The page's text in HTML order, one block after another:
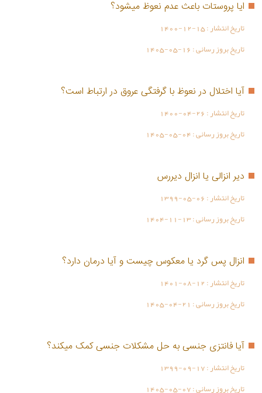
ایا پروستات باعث عدم نعوظ میشود؟
تاریخ انتشار :1400-12-15
تاریخ بروز رسانی :1405-05-16
آیا اختلال در نعوظ با گرفتگی عروق در ارتباط است؟
تاریخ انتشار :1400-04-26
تاریخ بروز رسانی :1405-05-04
دیر انزالی یا انزال دیررس
تاریخ انتشار :1399-05-06
تاریخ بروز رسانی :1404-11-13
انزال پس گرد یا معکوس چیست و آیا درمان دارد؟
تاریخ انتشار :1401-08-12
تاریخ بروز رسانی : 1405-04-21
آیا فانتزی جنسی به حل مشکلات جنسی کمک میکند؟
تاریخ انتشار :1399-09-17
تاریخ بروز رسانی :1405-05-07